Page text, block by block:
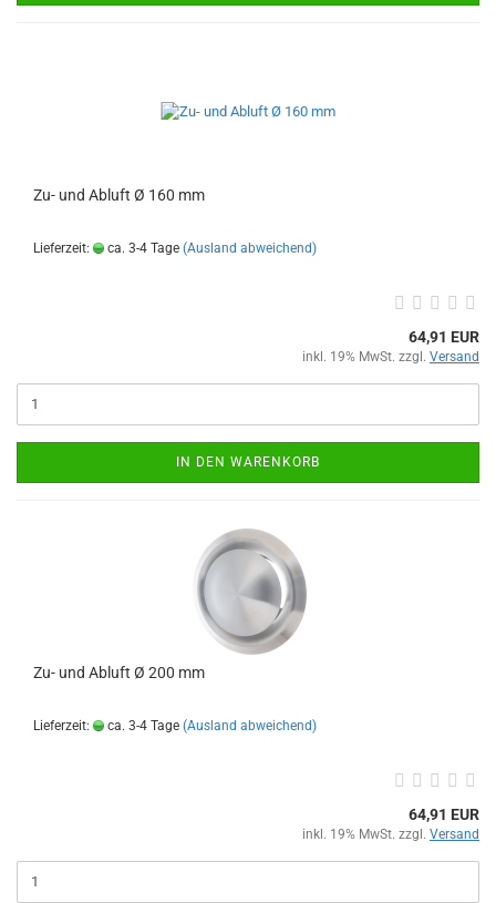
Zu- und Abluft Ø 160 mm
Lieferzeit: ca. 3-4 Tage (Ausland abweichend)
64,91 EUR
inkl. 19% MwSt. zzgl. Versand
IN DEN WARENKORB
Zu- und Abluft Ø 200 mm
Lieferzeit: ca. 3-4 Tage (Ausland abweichend)
64,91 EUR
inkl. 19% MwSt. zzgl. Versand